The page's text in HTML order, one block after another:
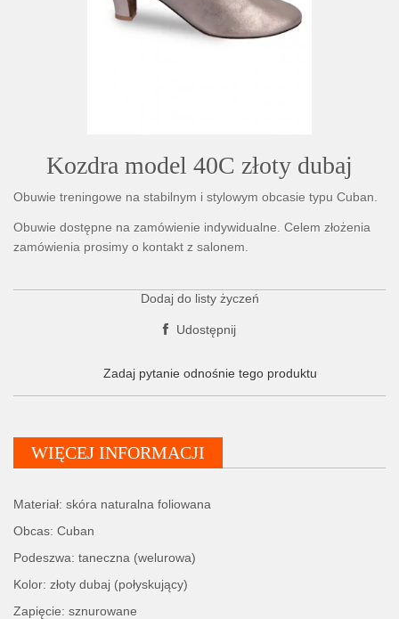
Kozdra model 40C złoty dubaj
Obuwie treningowe na stabilnym i stylowym obcasie typu Cuban.
Obuwie dostępne na zamówienie indywidualne. Celem złożenia
zamówienia prosimy o kontakt z salonem.
Dodaj do listy życzeń
Udostępnij
Zadaj pytanie odnośnie tego produktu
WIĘCEJ INFORMACJI
Materiał: skóra naturalna foliowana
Obcas: Cuban
Podeszwa: taneczna (welurowa)
Kolor: złoty dubaj (połyskujący)
Zapięcie: sznurowane